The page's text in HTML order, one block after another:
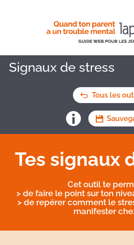
Signaux de stress
Tous les
Tes signaux
Cet outil te
>de faire le point sur ton
>de repérer comment le
manifester